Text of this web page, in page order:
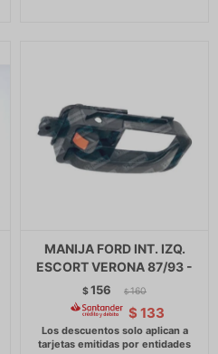
MANIJA FORD INT. IZQ.
ESCORT VERONA 87/93 -
$156 $ 160
$ 133